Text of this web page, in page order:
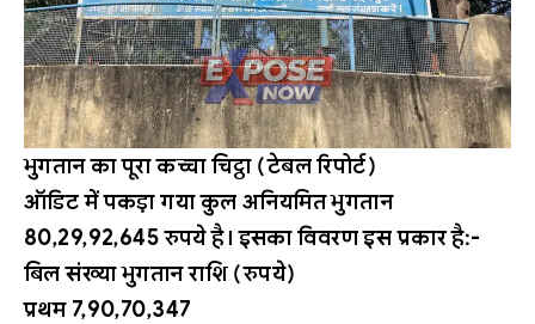
भुगतान का पूरा कच्चा चिट्ठा (टेबल रिपोर्ट)
ऑडिट में पकड़ा गया कुल अनियमित भुगतान
80,29,92,645 रुपये है। इसका विवरण इस प्रकार है:-
बिल संख्या भुगतान राशि (रुपये)
प्रथम 7,90,70,347